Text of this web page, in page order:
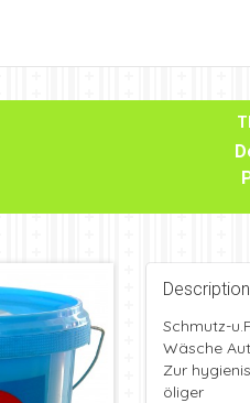
Description
Schmutz-
Wäsche
Zur
öliger